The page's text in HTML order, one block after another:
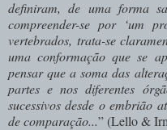
definiram, de uma forma
compreender-se por ‘um
vertebrados, trata-se
uma conformação que se
pensar que a soma das
partes e nos diferentes
sucessivos desde o embrião
de comparação...” (Lello &